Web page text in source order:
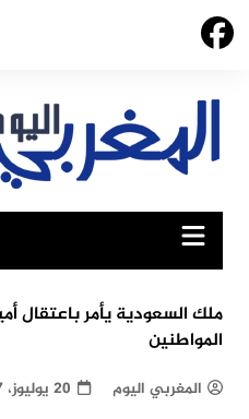
Skip
ملك السعودية يأمر باعتقال
المواطنين
المغربي اليوم 20 يوليوز، 2017